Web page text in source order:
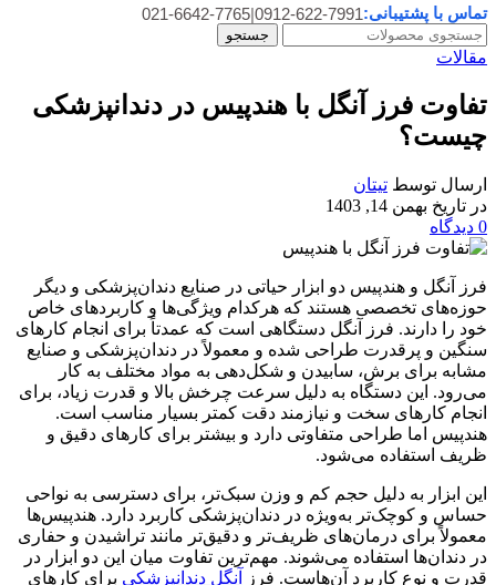
تماس با پشتیبانی:0912-622-7991
|
021-6642-7765
جستجو
مقالات
تفاوت فرز آنگل با هندپیس در دندانپزشکی
چیست؟
ارسال توسط تیتان
در تاریخ بهمن 14, 1403
0 دیدگاه
فرز آنگل و هندپیس دو ابزار حیاتی در صنایع دندان‌پزشکی و دیگر
حوزه‌های تخصصی هستند که هرکدام ویژگی‌ها و کاربردهای خاص
خود را دارند. فرز آنگل دستگاهی است که عمدتاً برای انجام کارهای
سنگین و پرقدرت طراحی شده و معمولاً در دندان‌پزشکی و صنایع
مشابه برای برش، سابیدن و شکل‌دهی به مواد مختلف به کار
می‌رود. این دستگاه به دلیل سرعت چرخش بالا و قدرت زیاد، برای
انجام کارهای سخت و نیازمند دقت کمتر بسیار مناسب است.
هندپیس اما طراحی متفاوتی دارد و بیشتر برای کارهای دقیق و
ظریف استفاده می‌شود.
این ابزار به دلیل حجم کم و وزن سبک‌تر، برای دسترسی به نواحی
حساس و کوچک‌تر به‌ویژه در دندان‌پزشکی کاربرد دارد. هندپیس‌ها
معمولاً برای درمان‌های ظریف‌تر و دقیق‌تر مانند تراشیدن و حفاری
در دندان‌ها استفاده می‌شوند. مهم‌ترین تفاوت میان این دو ابزار در
قدرت و نوع کاربرد آن‌هاست. فرز
آنگل دندانپزشکی برای کارهای